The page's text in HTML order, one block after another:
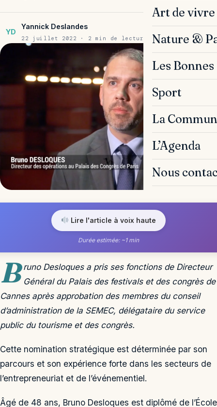
Art de vivre
Nature &
Les
Sport
La
L’Agenda
Nous
YD
Yannick Deslandes
22 juillet 2022 · 2 min de lecture
Lire l'article à voix haute
Durée estimée: ~1 min
B runo Desloques a pris ses fonctions de Directeur
Général du Palais des festivals et des congrès de
Cannes après approbation des membres du conseil
d’administration de la SEMEC, délégataire du service
public du tourisme et des congrès.
Cette nomination stratégique est déterminée par son
parcours et son expérience forte dans les secteurs de
l’entrepreneuriat et de l’événementiel.
Âgé de 48 ans, Bruno Desloques est diplômé de l’École